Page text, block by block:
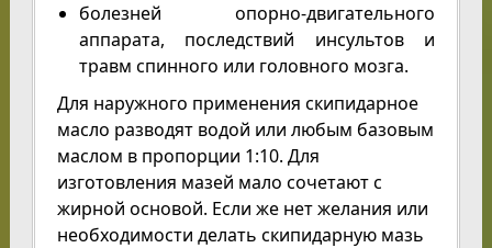
болезней опорно-двигательного
аппарата, последствий инсультов и
травм спинного или головного мозга.
Для наружного применения скипидарное
масло разводят водой или любым базовым
маслом в пропорции 1:10. Для
изготовления мазей мало сочетают с
жирной основой. Если же нет желания или
необходимости делать скипидарную мазь